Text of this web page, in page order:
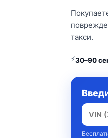
такси.
⚡30–90